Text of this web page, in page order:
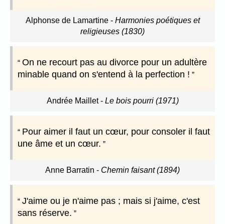
Alphonse de Lamartine- Harmonies poétiques et
religieuses (1830)
On ne recourt pas au divorce pour un adultère
minable quand on s'entend à la perfection !
Andrée Maillet- Le bois pourri (1971)
Pour aimer il faut un cœur, pour consoler il faut
une âme et un cœur.
Anne Barratin - Chemin faisant (1894)
J'aime ou je n'aime pas ; mais si j'aime, c'est
sans réserve.